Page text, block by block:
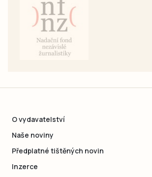
O vydavatelství
Naše noviny
Předplatné tištěných novin
Inzerce